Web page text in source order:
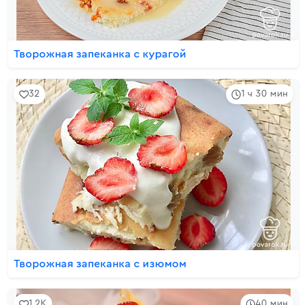
Творожная запеканка с курагой
1 ч 30 мин
32
Творожная запеканка с изюмом